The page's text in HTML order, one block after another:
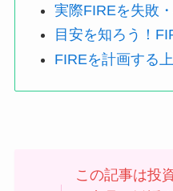
実際FIREを失敗
目安を知ろう！
FIREを計画する
この記事は投